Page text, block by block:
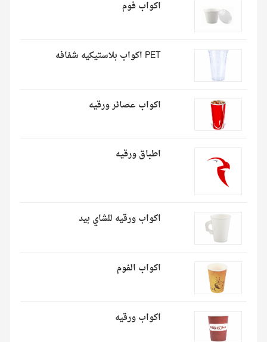
اكواب فوم
PET اكواب بلاستيكيه شفافه
اكواب عصائر ورقيه
اطباق ورقيه
اكواب ورقيه للشاي بيد
اكواب الفوم
اكواب ورقيه